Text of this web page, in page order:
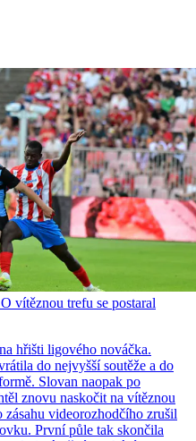
vítěznou trefu se postaral
hřišti ligového nováčka.
do nejvyšší soutěže a do
Slovan naopak po
znovu naskočit na vítěznou
videorozhodčího zrušil
První půle tak skončila